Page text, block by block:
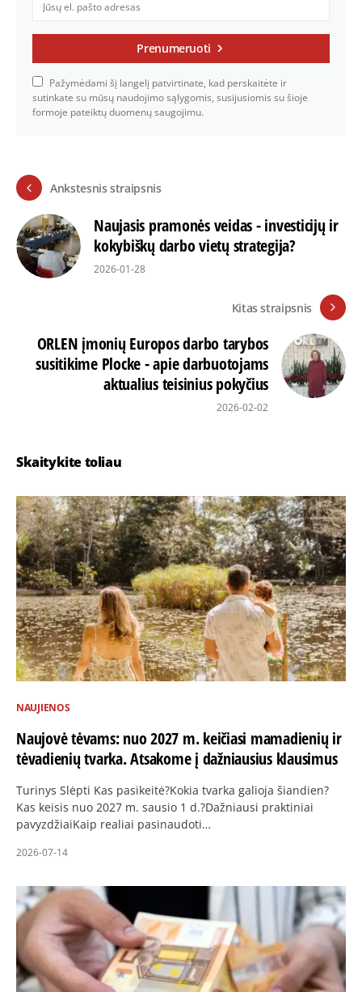
Prenumeruoti
Pažymėdami šį langelį patvirtinate, kad perskaitėte ir
sutinkate su mūsų naudojimo sąlygomis, susijusiomis su šioje
formoje pateiktų duomenų saugojimu.
Ankstesnis straipsnis
Naujasis pramonės veidas - investicijų ir
kokybiškų darbo vietų strategija?
2026-01-28
Kitas straipsnis
ORLEN įmonių Europos darbo tarybos
susitikime Plocke - apie darbuotojams
aktualius teisinius pokyčius
2026-02-02
Skaitykite toliau
NAUJIENOS
Naujovė tėvams: nuo 2027 m. keičiasi mamadienių ir
tėvadienių tvarka. Atsakome į dažniausius klausimus
Turinys Slėpti Kas pasikeitė?Kokia tvarka galioja šiandien?
Kas keisis nuo 2027 m. sausio 1 d.?Dažniausi praktiniai
pavyzdžiaiKaip realiai pasinaudoti…
2026-07-14